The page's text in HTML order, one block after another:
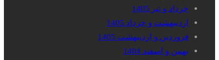
خرداد و تیر 1405
اردیبهشت و خرداد 1405
فروردین و اردیبهشت 1405
بهمن و اسفند 1404